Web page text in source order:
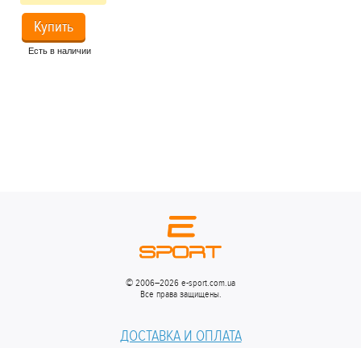
Купить
Есть в наличии
© 2006–2026 e-sport.com.ua
Все права защищены.
ДОСТАВКА И ОПЛАТА